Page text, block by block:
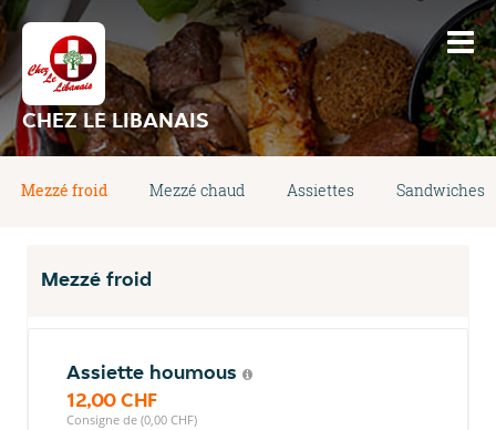
CHEZ LE LIBANAIS
Mezzé froid Mezzé chaud Assiettes Sandwiches
Mezzé froid
Assiette houmous
12,00 CHF
Consigne de (0,00 CHF)